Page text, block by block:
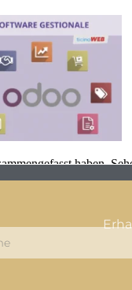
haben.